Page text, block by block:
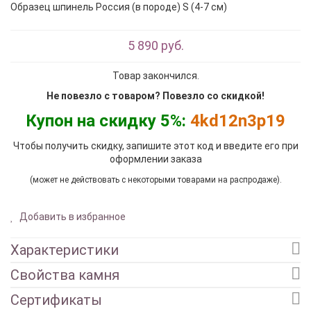
Образец шпинель Россия (в породе) S (4-7 см)
5 890 руб.
Товар закончился.
Не повезло с товаром? Повезло со скидкой!
Купон на скидку 5%: 4kd12n3p19
Чтобы получить скидку, запишите этот код и введите его при
оформлении заказа
(может не действовать с некоторыми товарами на распродаже).
Добавить в избранное
Характеристики
Свойства камня
Сертификаты